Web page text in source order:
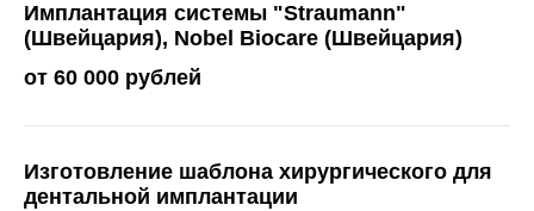
Имплантация системы "Straumann"
(Швейцария), Nobel Biocare (Швейцария)
от 60 000 рублей
Изготовление шаблона хирургического для
дентальной имплантации